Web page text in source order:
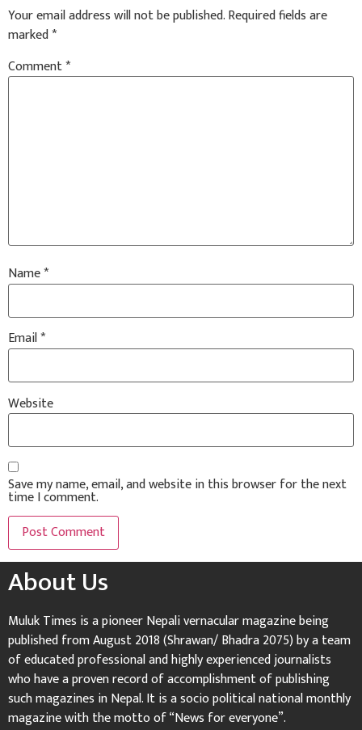
Your email address will not be published.Required fields are
marked*
Comment*
Name*
Email*
Website
Save my name, email, and website in this browser for the next
time I comment.
About Us
Muluk Times is a pioneer Nepali vernacular magazine being
published from August 2018 (Shrawan/ Bhadra 2075) by a team
of educated professional and highly experienced journalists
who have a proven record of accomplishment of publishing
such magazines in Nepal. It is a socio political national monthly
magazine with the motto of “News for everyone”.